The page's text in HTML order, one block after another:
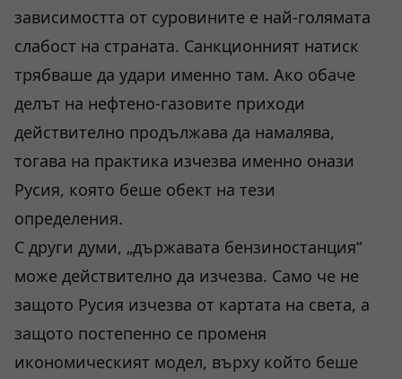
зависимостта от суровините е най-голямата
слабост на страната. Санкционният натиск
трябваше да удари именно там. Ако обаче
делът на нефтено-газовите приходи
действително продължава да намалява,
тогава на практика изчезва именно онази
Русия, която беше обект на тези
определения.
С други думи, „държавата бензиностанция“
може действително да изчезва. Само че не
защото Русия изчезва от картата на света, а
защото постепенно се променя
икономическият модел, върху който беше